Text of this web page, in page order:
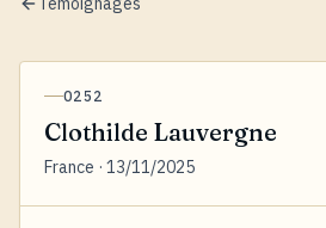
0252
Clothilde Lauvergne
France · 13/11/2025